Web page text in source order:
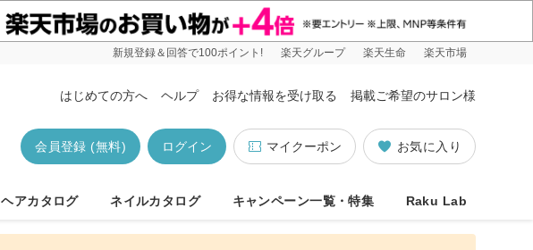
新規登録＆回答で100ポイント! 楽天グループ 楽天生命 楽天市場
はじめての方へ ヘルプ お得な情報を受け取る 掲載ご希望のサロン様
お気に入り
マイクーポン
ログイン
会員登録 (無料)
ヘアカタログ ネイルカタログ キャンペーン一覧・特集 Raku Lab